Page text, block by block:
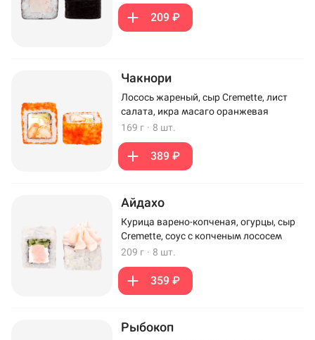
209 ₽
Чакнори
Лосось жареный, сыр Cremette, лист
салата, икра масаго оранжевая
169 г · 8 шт.
389 ₽
Айдахо
Курица варено-копченая, огурцы, сыр
Cremette, соус с копченым лососем
209 г · 8 шт.
359 ₽
Рыбокоп